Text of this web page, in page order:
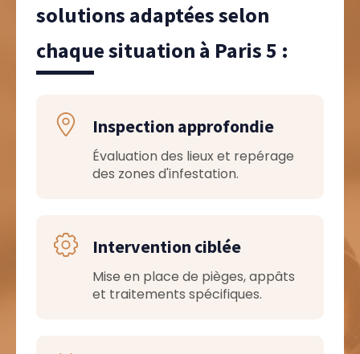
solutions adaptées selon
chaque situation à Paris 5 :
Inspection approfondie
Évaluation des lieux et repérage
des zones d'infestation.
Intervention ciblée
Mise en place de pièges, appâts
et traitements spécifiques.